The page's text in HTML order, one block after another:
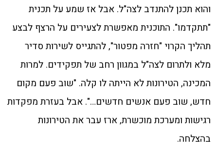
והוא תכנן להתנדב לצה"ל. אבל אז שמע על תכנית
"תתקדמו". התוכנית מאפשרת לצעירים על הרצף לבצע
תהליך הקרוי "חזרה מפטור", להתגייס לשירות סדיר
מלא ולתרום לצה"ל במגוון רחב של תפקידים. למרות
המכינה, הטירונות לא הייתה לו קלה. "שוב פעם מקום
חדש, שוב פעם אנשים חדשים…". אבל בעזרת מפקדות
רגישות ומערכת מוכשרת, ארז עבר את הטירונות
בהצלחה.